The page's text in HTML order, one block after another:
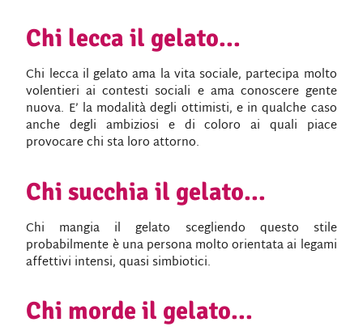
Chi lecca il gelato...
Chi lecca il gelato ama la vita sociale, partecipa molto
volentieri ai contesti sociali e ama conoscere gente
nuova. E’ la modalità degli ottimisti, e in qualche caso
anche degli ambiziosi e di coloro ai quali piace
provocare chi sta loro attorno.
Chi succhia il gelato...
Chi mangia il gelato scegliendo questo stile
probabilmente è una persona molto orientata ai legami
affettivi intensi, quasi simbiotici.
Chi morde il gelato...